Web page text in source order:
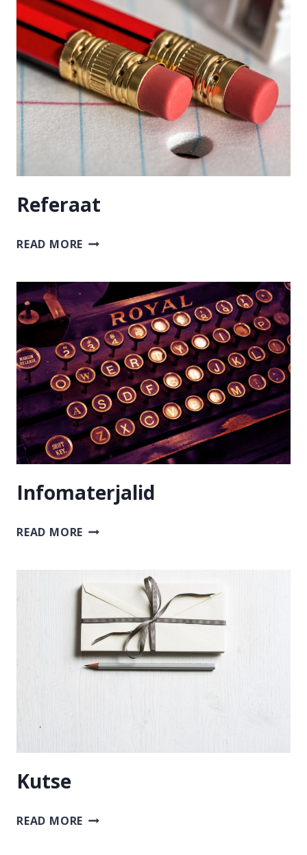
Referaat
READ MORE REFERAAT
Infomaterjalid
READ MORE INFOMATERJALID
Kutse
READ MORE KUTSE